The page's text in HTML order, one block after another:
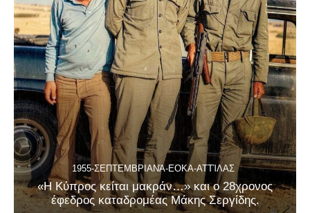
1955-ΣΕΠΤΕΜΒΡΙΑΝΆ-ΕΟΚΑ-ΑΤΤΊΛΑΣ
«Η Κύπρος κείται μακράν…» και ο 28χρονος
έφεδρος καταδρομέας Μάκης Σεργίδης.